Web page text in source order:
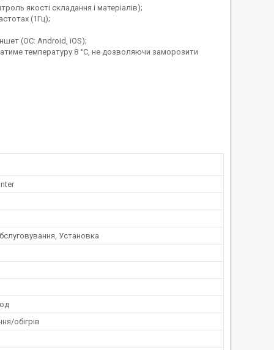
якості складання і матеріалів);
(1Гц);
(ОС: Android, iOS);
температуру 8 °C, не дозволяючи заморозити
Установка
обігрів